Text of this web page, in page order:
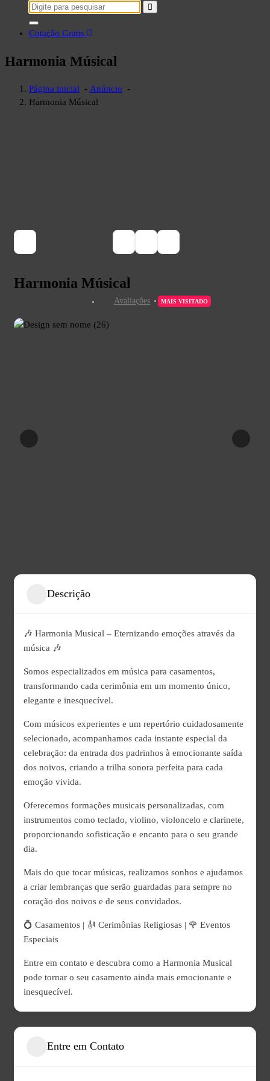
Pesquisar
por:
Cotação Gratis
Harmonia Músical
Página inicial - Anúncio -
Harmonia Músical
Harmonia Músical
Avaliações MAIS VISITADO
Descrição
🎶 Harmonia Musical – Eternizando emoções através da
música 🎶
Somos especializados em música para casamentos,
transformando cada cerimônia em um momento único,
elegante e inesquecível.
Com músicos experientes e um repertório cuidadosamente
selecionado, acompanhamos cada instante especial da
celebração: da entrada dos padrinhos à emocionante saída
dos noivos, criando a trilha sonora perfeita para cada
emoção vivida.
Oferecemos formações musicais personalizadas, com
instrumentos como teclado, violino, violoncelo e clarinete,
proporcionando sofisticação e encanto para o seu grande
dia.
Mais do que tocar músicas, realizamos sonhos e ajudamos
a criar lembranças que serão guardadas para sempre no
coração dos noivos e de seus convidados.
💍 Casamentos | 🎻 Cerimônias Religiosas | 🌹 Eventos
Especiais
Entre em contato e descubra como a Harmonia Musical
pode tornar o seu casamento ainda mais emocionante e
inesquecível.
Entre em Contato